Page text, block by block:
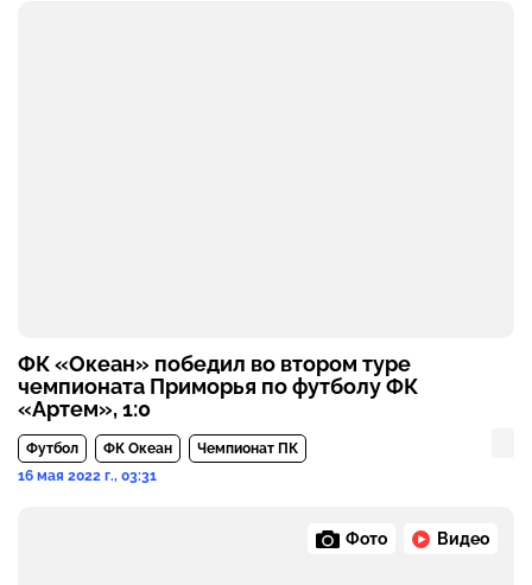
ФК «Океан» победил во втором туре
чемпионата Приморья по футболу ФК
«Артем», 1:0
Футбол ФК Океан
Чемпионат ПК
16 мая 2022 г., 03:31
Фото Видео